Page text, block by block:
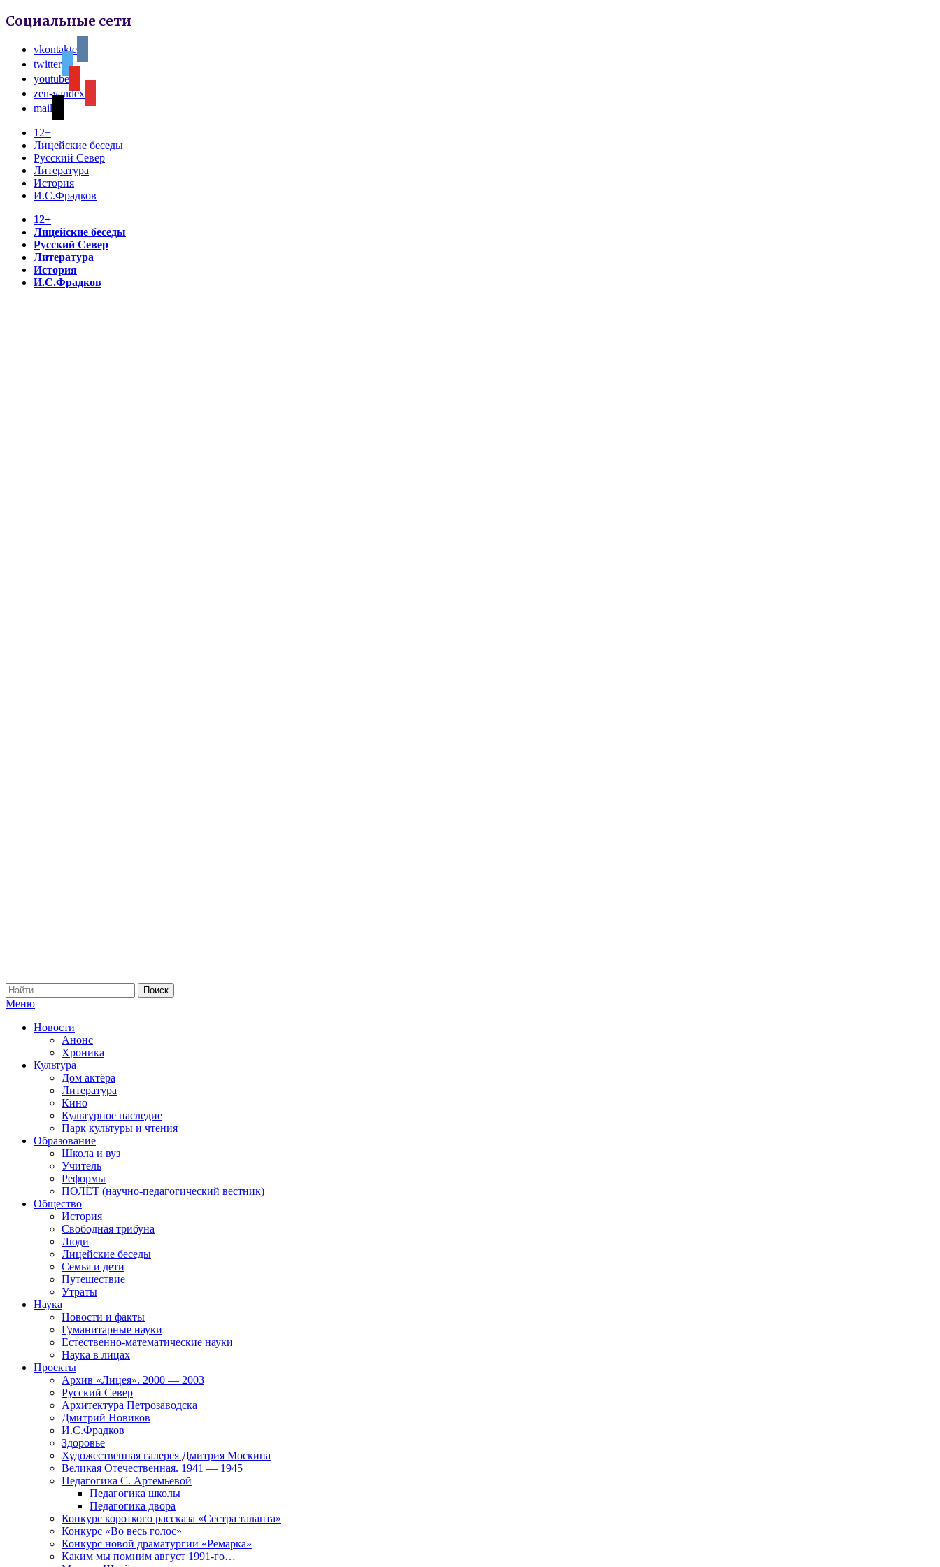
Социальные сети
vkontakte
twitter
youtube
zen-yandex
mail
12+
Лицейские беседы
Русский Север
Литература
История
И.С.Фрадков
12+
Лицейские беседы
Русский Север
Литература
История
И.С.Фрадков
Меню
Новости
Анонс
Хроника
Культура
Дом актёра
Литература
Кино
Культурное наследие
Парк культуры и чтения
Образование
Школа и вуз
Учитель
Реформы
ПОЛЁТ (научно-педагогический вестник)
Общество
История
Свободная трибуна
Люди
Лицейские беседы
Семья и дети
Путешествие
Утраты
Наука
Новости и факты
Гуманитарные науки
Естественно-математические науки
Наука в лицах
Проекты
Архив «Лицея». 2000 — 2003
Русский Север
Архитектура Петрозаводска
Дмитрий Новиков
И.С.Фрадков
Здоровье
Художественная галерея Дмитрия Москина
Великая Отечественная. 1941 — 1945
Педагогика С. Артемьевой
Педагогика школы
Педагогика двора
Конкурс короткого рассказа «Сестра таланта»
Конкурс «Во весь голос»
Конкурс новой драматургии «Ремарка»
Каким мы помним август 1991-го…